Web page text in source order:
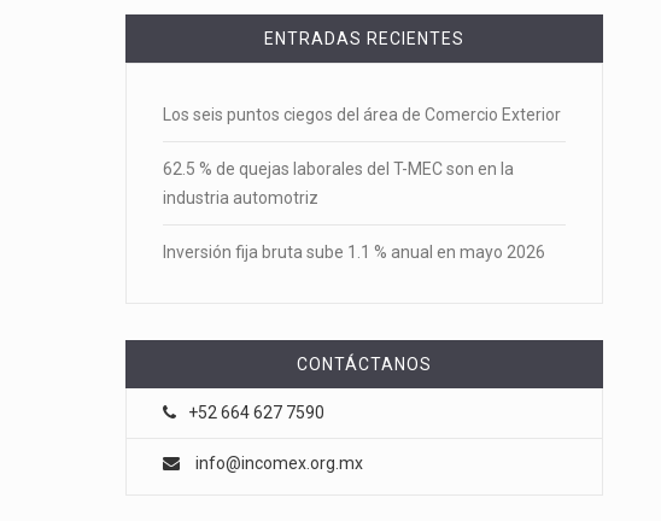
ENTRADAS RECIENTES
Los seis puntos ciegos del área de Comercio Exterior
62.5 % de quejas laborales del T-MEC son en la
industria automotriz
Inversión fija bruta sube 1.1 % anual en mayo 2026
CONTÁCTANOS
+52 664 627 7590
info@incomex.org.mx